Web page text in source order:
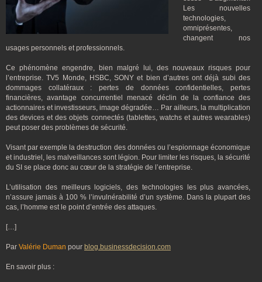
Les nouvelles
technologies,
omniprésentes,
changent nos
usages personnels et professionnels.
Ce phénomène engendre, bien malgré lui, des nouveaux risques pour
l’entreprise. TV5 Monde, HSBC, SONY et bien d’autres ont déjà subi des
dommages collatéraux : pertes de données confidentielles, pertes
financières, avantage concurrentiel menacé déclin de la confiance des
actionnaires et investisseurs, image dégradée… Par ailleurs, la multiplication
des devices et des objets connectés (tablettes, watchs et autres wearables)
peut poser des problèmes de sécurité.
Visant par exemple la destruction des données ou l’espionnage économique
et industriel, les malveillances sont légion. Pour limiter les risques, la sécurité
du SI se place donc au cœur de la stratégie de l’entreprise.
L’utilisation des meilleurs logiciels, des technologies les plus avancées,
n’assure jamais à 100 % l’invulnérabilité d’un système. Dans la plupart des
cas, l’homme est le point d’entrée des attaques.
[…]
Par Valérie Duman pour blog.businessdecision.com
En savoir plus :